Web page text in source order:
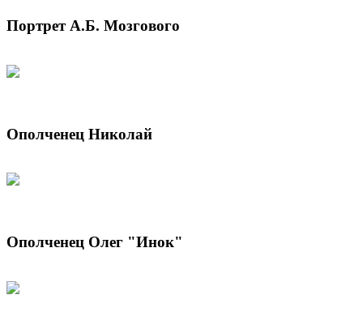
Портрет А.Б. Мозгового
Ополченец Николай
Ополченец Олег "Инок"